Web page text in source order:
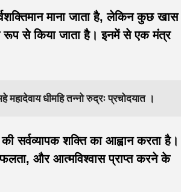
माना जाता है, लेकिन कुछ खास
रूप से किया जाता है। इनमें से एक मंत्र
महादेवाय धीमहि तन्नो रुद्रः प्रचोदयात ।
सर्वव्यापक शक्ति का आह्वान करता है।
और आत्मविश्वास प्राप्त करने के